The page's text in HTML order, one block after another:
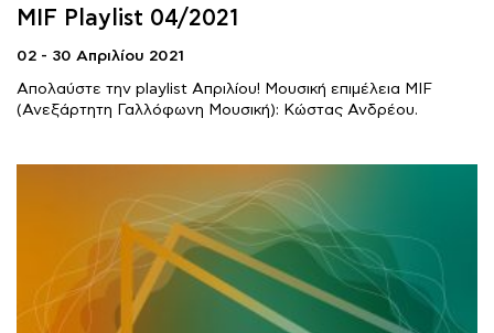
MIF Playlist 04/2021
02 - 30 Απριλίου 2021
Απολαύστε την playlist Απριλίου! Μουσική επιμέλεια MIF
(Ανεξάρτητη Γαλλόφωνη Μουσική): Κώστας Ανδρέου.